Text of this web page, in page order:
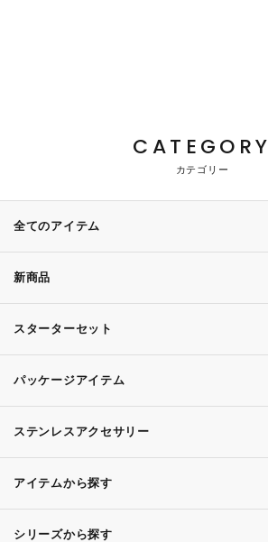
CATEGORY
カテゴリー
全てのアイテム
新商品
スターターセット
パッケージアイテム
ステンレスアクセサリー
アイテムから探す
シリーズから探す